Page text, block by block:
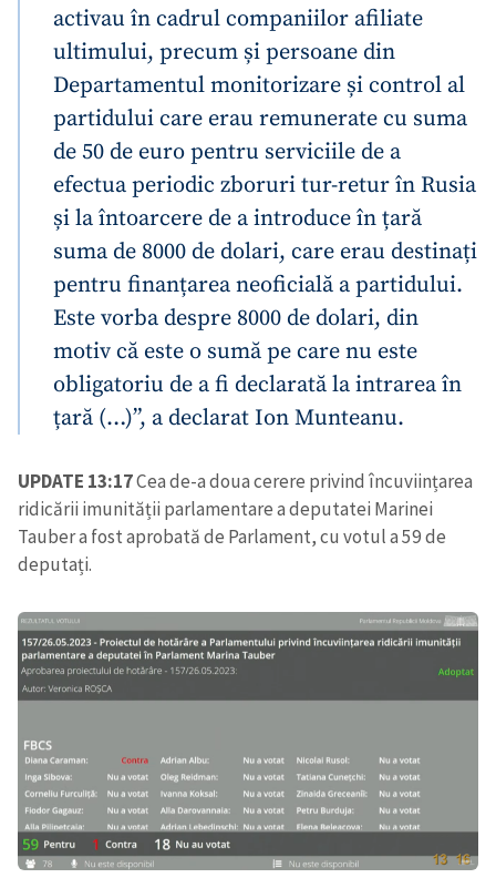
activau în cadrul companiilor afiliate
ultimului, precum și persoane din
Departamentul monitorizare și control al
partidului care erau remunerate cu suma
de 50 de euro pentru serviciile de a
efectua periodic zboruri tur-retur în Rusia
și la întoarcere de a introduce în țară
suma de 8000 de dolari, care erau destinați
pentru finanțarea neoficială a partidului.
Este vorba despre 8000 de dolari, din
motiv că este o sumă pe care nu este
obligatoriu de a fi declarată la intrarea în
țară (…)”, a declarat Ion Munteanu.
UPDATE 13:17Cea de-a doua cerere privind încuviințarea
ridicării imunității parlamentare a deputatei Marinei
Tauber a fost aprobată de Parlament, cu votul a 59 de
deputați.